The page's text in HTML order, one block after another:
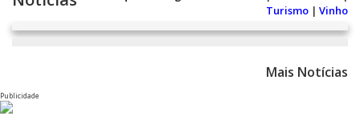
Turismo | Vinho
Mais Notícias
Publicidade